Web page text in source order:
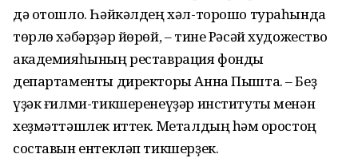
дә отошло. Һәйкәлдең хәл-торошо тураһында
төрлө хәбәрҙәр йөрөй, – тине Рәсәй художество
академияһының реставрация фонды
департаменты директоры Анна Пышта. – Беҙ
үҙәк ғилми-тикшеренеүҙәр институты менән
хеҙмәттәшлек иттек. Металдың һәм ҡоростоң
составын ентекләп тикшерҙек.